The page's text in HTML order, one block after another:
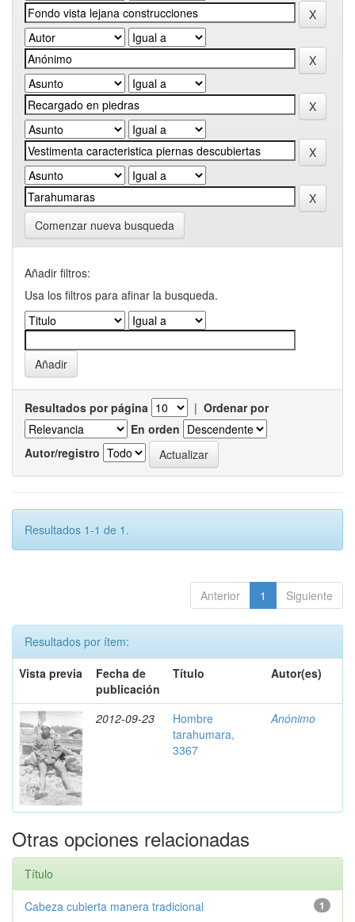
Comenzar nueva busqueda
Añadir filtros:
Usa los filtros para afinar la busqueda.
Resultados por página | Ordenar por
En orden
Autor/registro
Resultados 1-1 de 1.
Anterior 1 Siguiente
Resultados por ítem:
Vista previa
Fecha de
publicación
Título Autor(es)
2012-09-23
Hombre
tarahumara,
3367
Anónimo
Otras opciones relacionadas
Título
1
Cabeza cubierta manera tradicional